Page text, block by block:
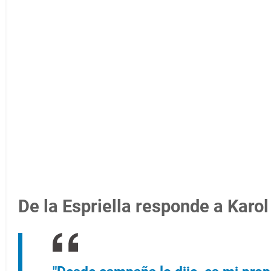
De la Espriella responde a Karol